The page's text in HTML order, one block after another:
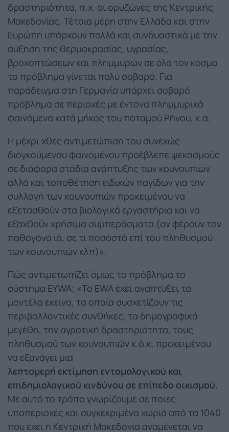
δραστηριότητα, π.χ. οι ορυζώνες της Κεντρικής
Μακεδονίας. Τέτοια μέρη στην Ελλάδα και στην
Ευρώπη υπάρχουν πολλά και συνδυαστικά με την
αύξηση της θερμοκρασίας, υγρασίας,
βροχοπτώσεων και πλημμυρών σε όλο τον κόσμο
το πρόβλημα γίνεται πολύ σοβαρό. Για
παράδειγμα στη Γερμανία υπάρχει σοβαρό
πρόβλημα σε περιοχές με έντονα πλημμυρικά
φαινόμενα κατά μήκος του ποταμού Ρήνου, κ.α.
Η μέχρι χθες αντιμετώπιση του συνεχώς
διογκούμενου φαινομένου προέβλεπε ψεκασμούς
σε διάφορα στάδια ανάπτυξης των κουνουπιών
αλλά και τοποθέτηση ειδικών παγίδων για την
συλλογή των κουνουπιών προκειμένου να
εξετασθούν στα βιολογικά εργαστήρια και να
εξαχθούν χρήσιμα συμπεράσματα (αν φέρουν τον
παθογόνο ιό, σε τι ποσοστό επί του πληθυσμού
των κουνουπιών κλπ)».
Πώς αντιμετωπίζει όμως το πρόβλημα το
σύστημα EYWA; «Το EWA έχει αναπτύξει τα
μοντέλα εκείνα, τα οποία συσχετίζουν τις
περιβαλλοντικές συνθήκες, τα δημογραφικά
μεγέθη, την αγροτική δραστηριότητα, τους
πληθυσμού των κουνουπιών κ.ό.κ. προκειμένου
να εξαγάγει μια
λεπτομερή εκτίμηση εντομολογικού και
επιδημιολογικού κινδύνου σε επίπεδο οικισμού.
Με αυτό το τρόπο γνωρίζουμε σε ποιες
υποπεριοχές και συγκεκριμένα χωριά από τα 1040
που έχει η Κεντρική Μακεδονία αναμένεται να